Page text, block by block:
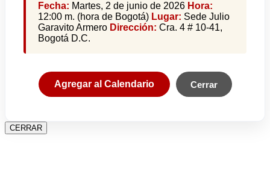
Fecha: Martes, 2 de junio de 2026 Hora:
12:00 m. (hora de Bogotá) Lugar: Sede Julio
Garavito Armero Dirección: Cra. 4 # 10-41,
Bogotá D.C.
Agregar al Calendario Cerrar
CERRAR